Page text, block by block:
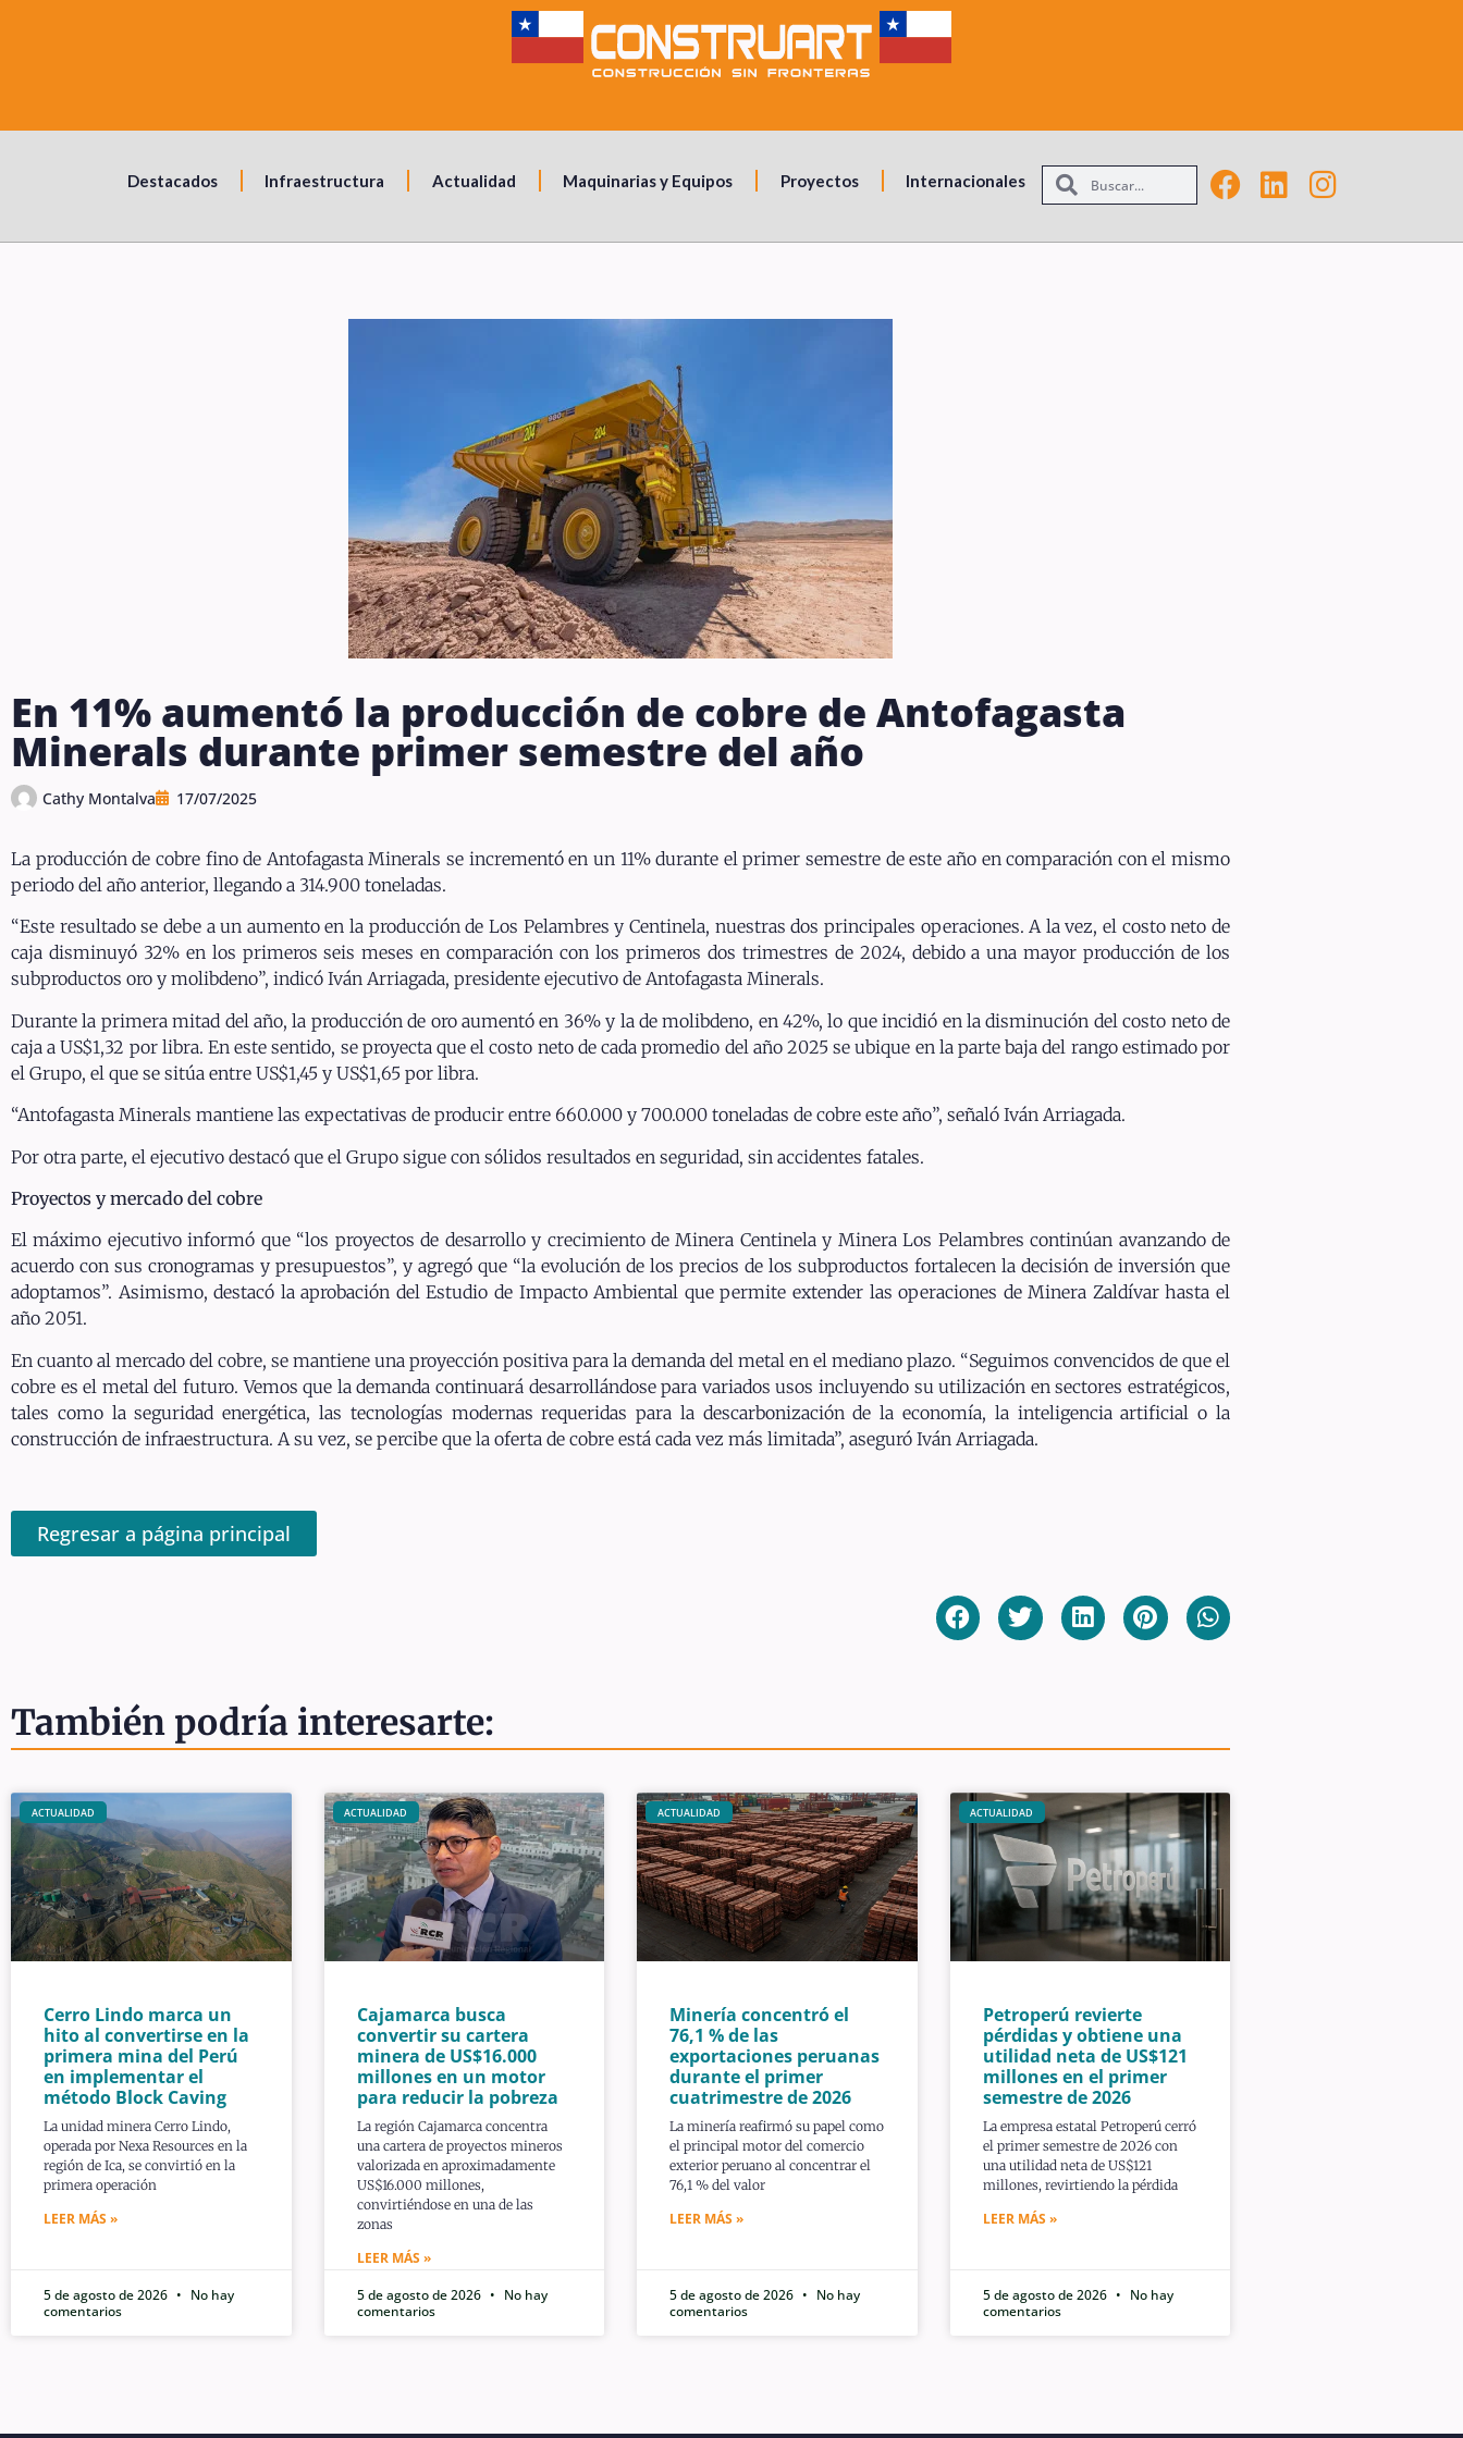
Destacados Infraestructura Actualidad Maquinarias y Equipos Proyectos Internacionales
En 11% aumentó la producción de cobre de Antofagasta
Minerals durante primer semestre del año
Cathy Montalva 17/07/2025
La producción de cobre fino de Antofagasta Minerals se incrementó en un 11% durante el primer semestre de este año en comparación con el mismo
periodo del año anterior, llegando a 314.900 toneladas.
“Este resultado se debe a un aumento en la producción de Los Pelambres y Centinela, nuestras dos principales operaciones. A la vez, el costo neto de
caja disminuyó 32% en los primeros seis meses en comparación con los primeros dos trimestres de 2024, debido a una mayor producción de los
subproductos oro y molibdeno”, indicó Iván Arriagada, presidente ejecutivo de Antofagasta Minerals.
Durante la primera mitad del año, la producción de oro aumentó en 36% y la de molibdeno, en 42%, lo que incidió en la disminución del costo neto de
caja a US$1,32 por libra. En este sentido, se proyecta que el costo neto de cada promedio del año 2025 se ubique en la parte baja del rango estimado por
el Grupo, el que se sitúa entre US$1,45 y US$1,65 por libra.
“Antofagasta Minerals mantiene las expectativas de producir entre 660.000 y 700.000 toneladas de cobre este año”, señaló Iván Arriagada.
Por otra parte, el ejecutivo destacó que el Grupo sigue con sólidos resultados en seguridad, sin accidentes fatales.
Proyectos y mercado del cobre
El máximo ejecutivo informó que “los proyectos de desarrollo y crecimiento de Minera Centinela y Minera Los Pelambres continúan avanzando de
acuerdo con sus cronogramas y presupuestos”, y agregó que “la evolución de los precios de los subproductos fortalecen la decisión de inversión que
adoptamos”. Asimismo, destacó la aprobación del Estudio de Impacto Ambiental que permite extender las operaciones de Minera Zaldívar hasta el
año 2051.
En cuanto al mercado del cobre, se mantiene una proyección positiva para la demanda del metal en el mediano plazo. “Seguimos convencidos de que el
cobre es el metal del futuro. Vemos que la demanda continuará desarrollándose para variados usos incluyendo su utilización en sectores estratégicos,
tales como la seguridad energética, las tecnologías modernas requeridas para la descarbonización de la economía, la inteligencia artificial o la
construcción de infraestructura. A su vez, se percibe que la oferta de cobre está cada vez más limitada”, aseguró Iván Arriagada.
Regresar a página principal
También podría interesarte:
ACTUALIDAD
Cerro Lindo marca un
hito al convertirse en la
primera mina del Perú
en implementar el
método Block Caving
La unidad minera Cerro Lindo,
operada por Nexa Resources en la
región de Ica, se convirtió en la
primera operación
LEER MÁS »
5 de agosto de 2026
No hay
comentarios
ACTUALIDAD
Cajamarca busca
convertir su cartera
minera de US$16.000
millones en un motor
para reducir la pobreza
La región Cajamarca concentra
una cartera de proyectos mineros
valorizada en aproximadamente
US$16.000 millones,
convirtiéndose en una de las
zonas
LEER MÁS »
5 de agosto de 2026
No hay
comentarios
ACTUALIDAD
Minería concentró el
76,1 % de las
exportaciones peruanas
durante el primer
cuatrimestre de 2026
La minería reafirmó su papel como
el principal motor del comercio
exterior peruano al concentrar el
76,1 % del valor
LEER MÁS »
5 de agosto de 2026
No hay
comentarios
ACTUALIDAD
Petroperú revierte
pérdidas y obtiene una
utilidad neta de US$121
millones en el primer
semestre de 2026
La empresa estatal Petroperú cerró
el primer semestre de 2026 con
una utilidad neta de US$121
millones, revirtiendo la pérdida
LEER MÁS »
5 de agosto de 2026
No hay
comentarios